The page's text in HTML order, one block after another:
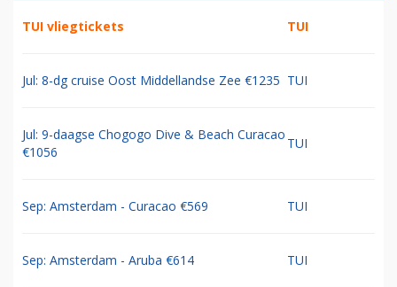
TUI vliegtickets TUI
Jul: 8-dg cruise Oost Middellandse Zee €1235 TUI
Jul: 9-daagse Chogogo Dive & Beach Curacao
€1056
TUI
Sep: Amsterdam - Curacao €569 TUI
Sep: Amsterdam - Aruba €614 TUI